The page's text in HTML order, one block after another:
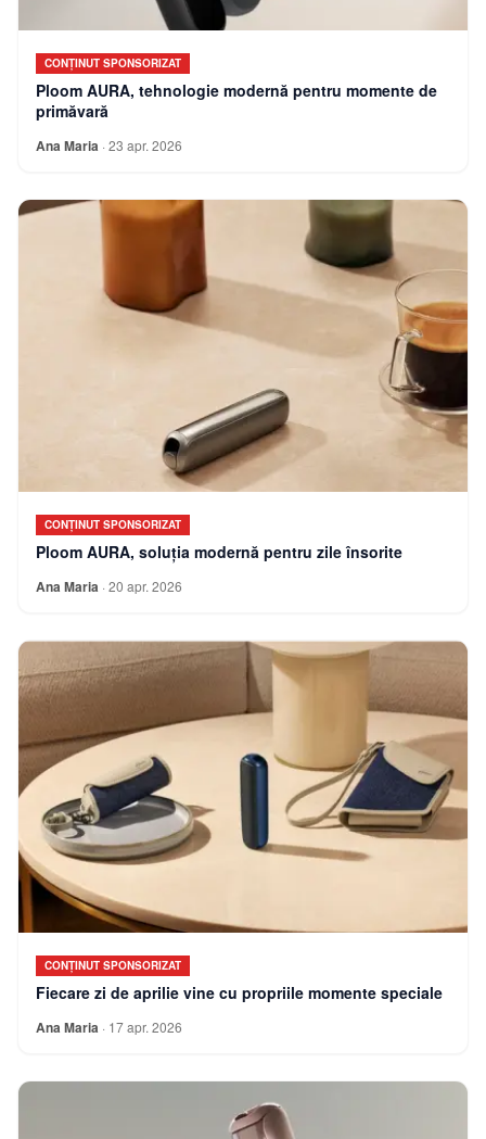
CONȚINUT SPONSORIZAT
Ploom AURA, tehnologie modernă pentru momente de
primăvară
Ana Maria · 23 apr. 2026
CONȚINUT SPONSORIZAT
Ploom AURA, soluția modernă pentru zile însorite
Ana Maria · 20 apr. 2026
CONȚINUT SPONSORIZAT
Fiecare zi de aprilie vine cu propriile momente speciale
Ana Maria · 17 apr. 2026